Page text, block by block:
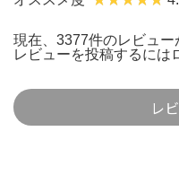
現在、3377件のレビュー
レビューを投稿するには
レ